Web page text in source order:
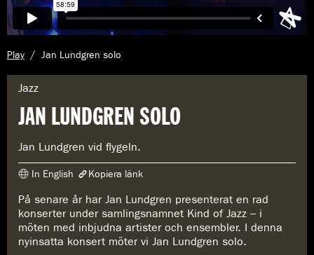
Play
A
e
l
s
i
d
Jan Lundgren solo
G
r
e
Jazz
JAN LUNDGREN SOLO
Jan Lundgren vid flygeln.
In English Kopiera länk
Länken har kopierats
https://www.konserthuset.se/play/jan-lundgren-piano/
På senare år har Jan Lundgren presenterat en rad
konserter under samlingsnamnet Kind of Jazz – i
möten med inbjudna artister och ensembler. I denna
nyinsatta konsert möter vi Jan Lundgren solo.